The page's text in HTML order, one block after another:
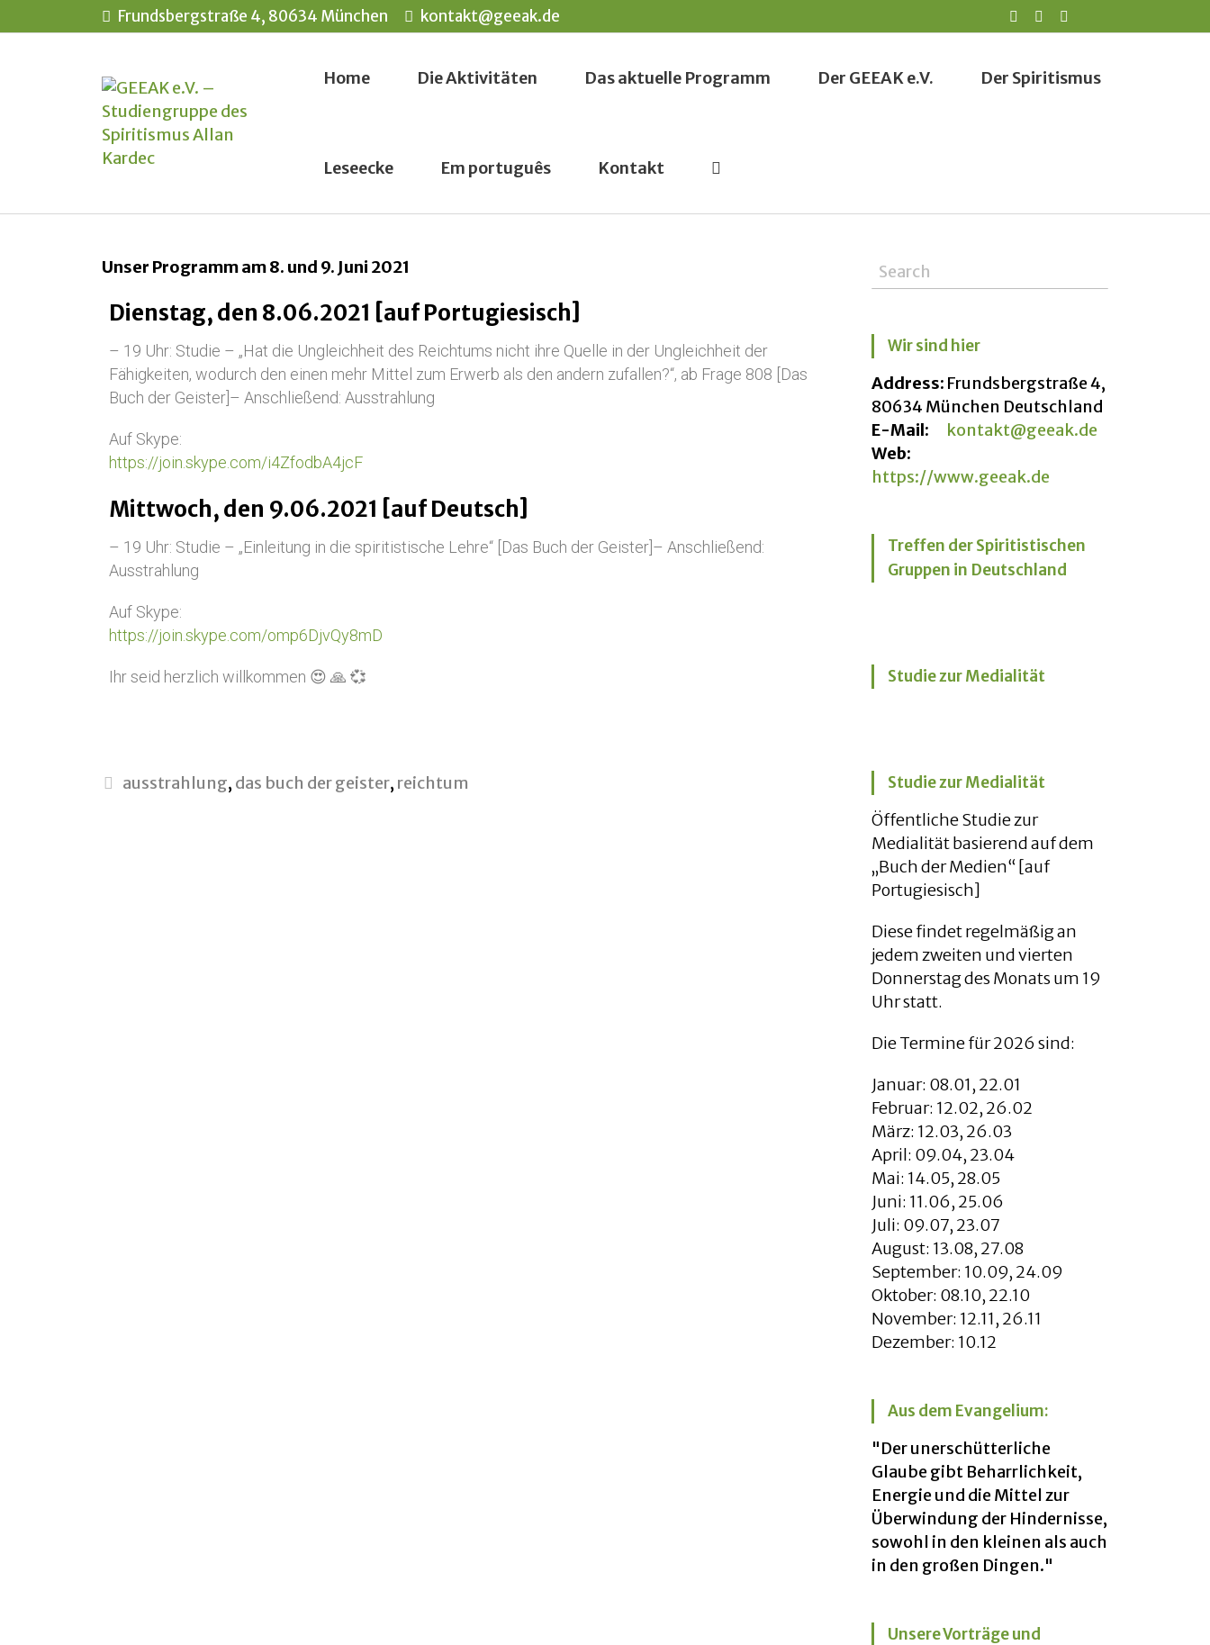
Frundsbergstraße 4, 80634 München kontakt@geeak.de
Home Die Aktivitäten Das aktuelle Programm Der GEEAK e.V. Der Spiritismus
Leseecke Em português Kontakt
Unser Programm am 8. und 9. Juni 2021
Dienstag, den 8.06.2021 [auf Portugiesisch]
– 19 Uhr: Studie – „Hat die Ungleichheit des Reichtums nicht ihre Quelle in der Ungleichheit der
Fähigkeiten, wodurch den einen mehr Mittel zum Erwerb als den andern zufallen?“, ab Frage 808 [Das
Buch der Geister]– Anschließend: Ausstrahlung
Auf Skype:
https://join.skype.com/i4ZfodbA4jcF
Mittwoch, den 9.06.2021 [auf Deutsch]
– 19 Uhr: Studie – „Einleitung in die spiritistische Lehre“ [Das Buch der Geister]– Anschließend:
Ausstrahlung
Auf Skype:
https://join.skype.com/omp6DjvQy8mD
Ihr seid herzlich willkommen 😍 🙏 💞
ausstrahlung, das buch der geister, reichtum
Wir sind hier
Address: Frundsbergstraße 4,
80634 München Deutschland
E-Mail:
kontakt@geeak.de
Web:
https://www.geeak.de
Treffen der Spiritistischen
Gruppen in Deutschland
Studie zur Medialität
Studie zur Medialität
Öffentliche Studie zur
Medialität basierend auf dem
„Buch der Medien“ [auf
Portugiesisch]
Diese findet regelmäßig an
jedem zweiten und vierten
Donnerstag des Monats um 19
Uhr statt.
Die Termine für 2026 sind:
Januar: 08.01, 22.01
Februar: 12.02, 26.02
März: 12.03, 26.03
April: 09.04, 23.04
Mai: 14.05, 28.05
Juni: 11.06, 25.06
Juli: 09.07, 23.07
August: 13.08, 27.08
September: 10.09, 24.09
Oktober: 08.10, 22.10
November: 12.11, 26.11
Dezember: 10.12
Aus dem Evangelium:
"Der unerschütterliche
Glaube gibt Beharrlichkeit,
Energie und die Mittel zur
Überwindung der Hindernisse,
sowohl in den kleinen als auch
in den großen Dingen."
Unsere Vorträge und